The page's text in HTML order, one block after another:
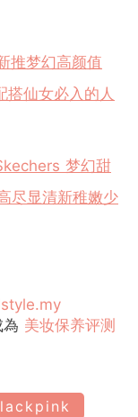
推梦幻高颜值
搭仙女必入的人
梦幻甜
尽显清新稚嫩少
美妆保养评测